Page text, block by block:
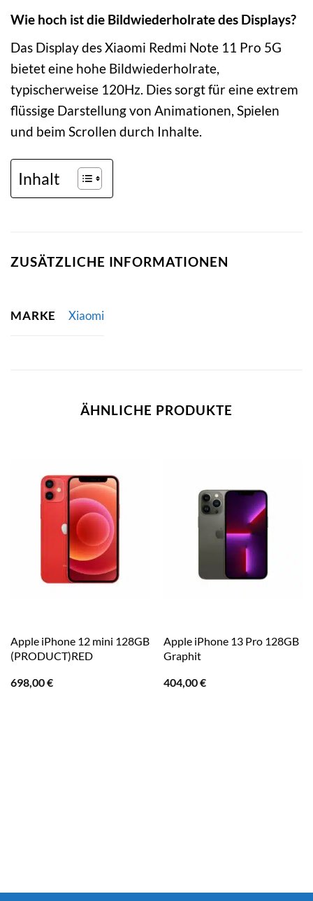
Wie hoch ist die Bildwiederholrate des Displays?
Das Display des Xiaomi Redmi Note 11 Pro 5G
bietet eine hohe Bildwiederholrate,
typischerweise 120Hz. Dies sorgt für eine extrem
flüssige Darstellung von Animationen, Spielen
und beim Scrollen durch Inhalte.
Inhalt
ZUSÄTZLICHE INFORMATIONEN
MARKE Xiaomi
ÄHNLICHE PRODUKTE
Apple iPhone 12 mini 128GB
(PRODUCT)RED
698,00€
Apple iPhone 13 Pro 128GB
Graphit
404,00€